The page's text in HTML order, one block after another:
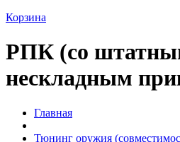
Корзина
РПК (со
нескладным
Главная
Тюнинг оружия